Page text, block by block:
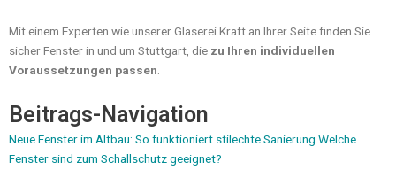
Mit einem Experten wie unserer Glaserei Kraft an Ihrer Seite finden Sie
sicher Fenster in und um Stuttgart, die zu Ihren individuellen
Voraussetzungen passen.
Beitrags-Navigation
Neue Fenster im Altbau: So funktioniert stilechte Sanierung Welche
Fenster sind zum Schallschutz geeignet?